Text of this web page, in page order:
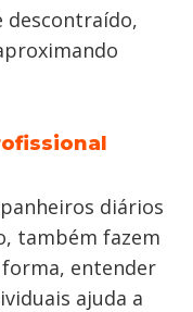
descontraído,
diários
também fazem
entender
ajuda a